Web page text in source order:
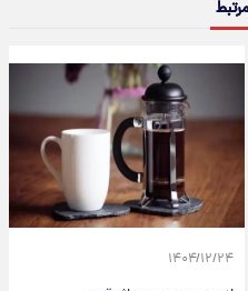
۱۴۰۴/۱۲/۲۴